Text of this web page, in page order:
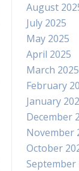
August
July 2025
May 2025
April 2025
March 2025
February
January
December
November
October
September